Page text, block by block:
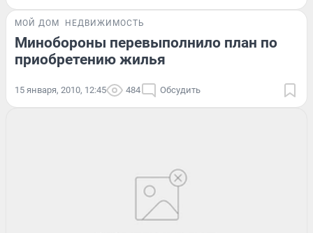
МОЙ ДОМ НЕДВИЖИМОСТЬ
Минобороны перевыполнило план по
приобретению жилья
15 января, 2010, 12:45 484 Обсудить